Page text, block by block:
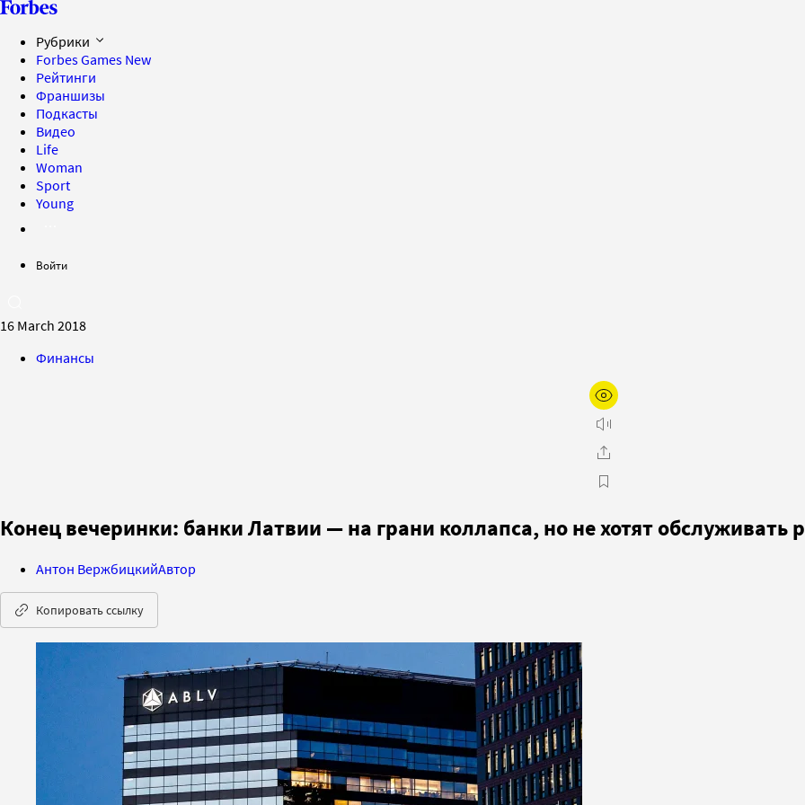
Рубрики
Forbes Games New
Рейтинги
Франшизы
Подкасты
Видео
Life
Woman
Sport
Young
Войти
16 March 2018
Финансы
Конец вечеринки: банки Латвии — на грани коллапса, но не хотят обслуживать
Антон ВержбицкийАвтор
Копировать ссылку